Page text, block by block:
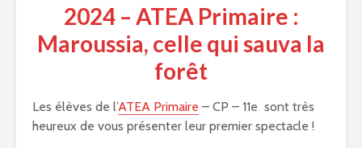
2024 – ATEA Primaire :
Maroussia, celle qui sauva la
forêt
Les élèves de l’ATEA Primaire – CP – 11e sont très
heureux de vous présenter leur premier spectacle !